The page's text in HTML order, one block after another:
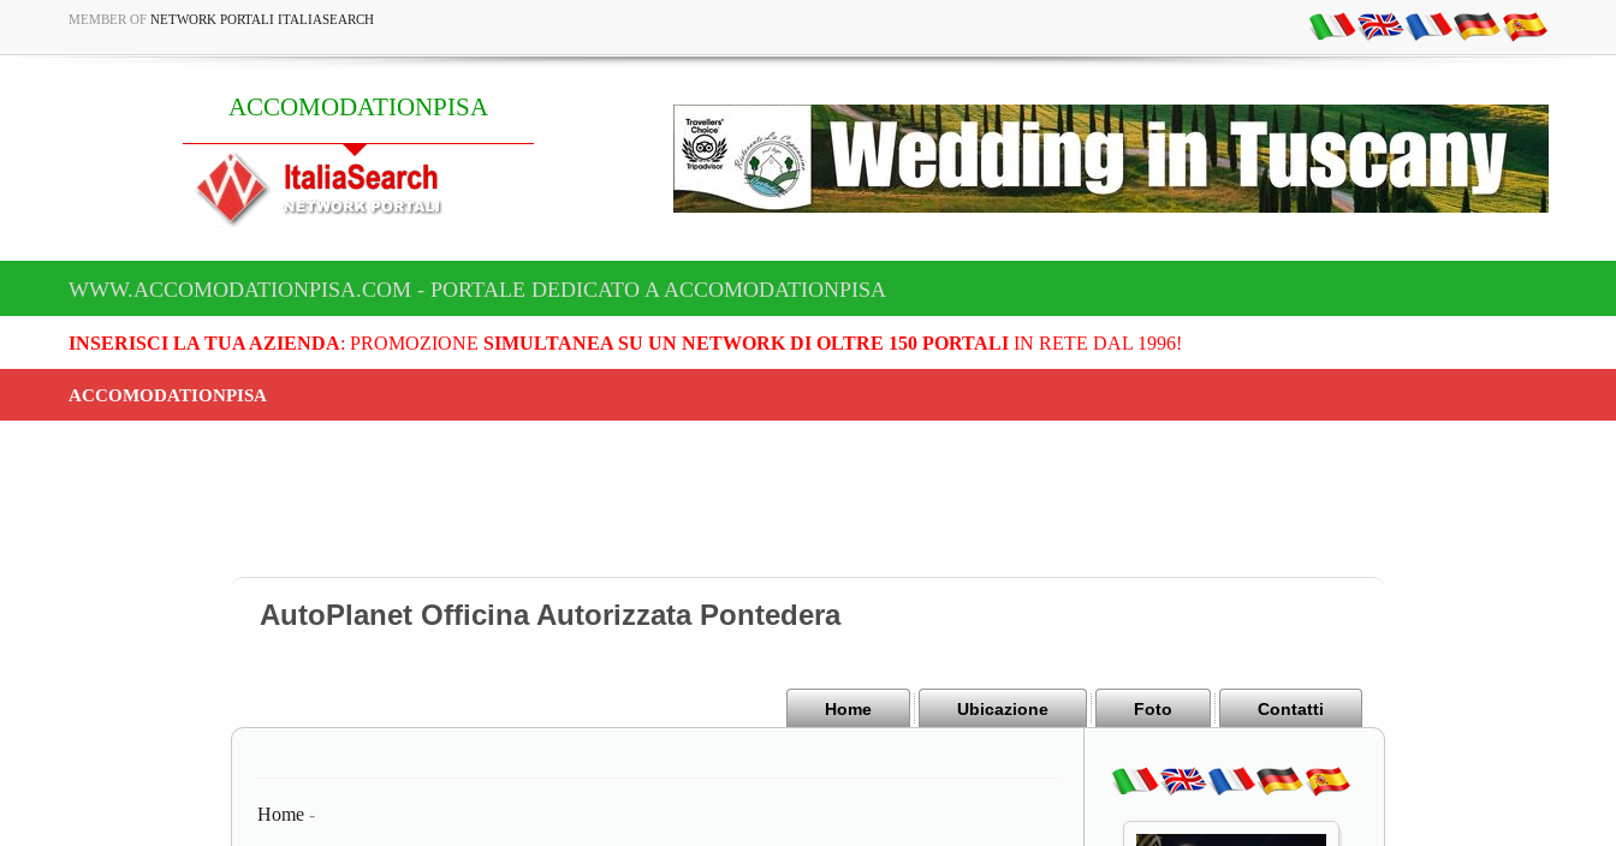
MEMBER OF NETWORK PORTALI ITALIASEARCH
ACCOMODATIONPISA
WWW.ACCOMODATIONPISA.COM - PORTALE DEDICATO A ACCOMODATIONPISA
INSERISCI LA TUA AZIENDA: PROMOZIONE SIMULTANEA SU UN NETWORK DI OLTRE 150 PORTALIIN RETE DAL 1996!
ACCOMODATIONPISA
AutoPlanet Officina Autorizzata Pontedera
Home Ubicazione Foto Contatti
Home -